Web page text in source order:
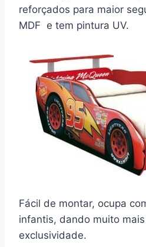
reforçados para maior
MDF e tem pintura UV.
Fácil de montar, ocupa
infantis, dando muito
exclusividade.